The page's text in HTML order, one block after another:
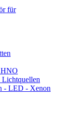
für
HNO
- LED - Xenon